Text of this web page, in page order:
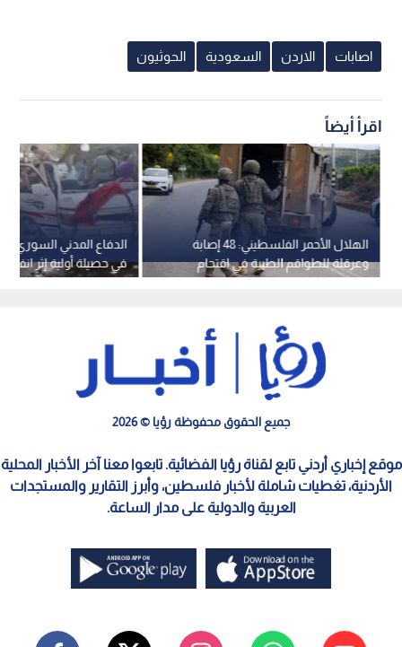
اصابات الاردن السعودية الحوثيون
اقرأ أيضاً
الدفاع المدني
في حصيلة أولية إثر
دمشق
الهلال الأحمر الفلسطيني: 48 إصابة
وعرقلة للطواقم الطبية في اقتحام
مستمر لقوات الاحتلال في قلنديا
جميع الحقوق محفوظة رؤيا © 2026
موقع إخباري أردني تابع لقناة رؤيا الفضائية. تابعوا معنا آخر الأخبار المحلية
الأردنية، تغطيات شاملة لأخبار فلسطين، وأبرز التقارير والمستجدات
العربية والدولية على مدار الساعة.